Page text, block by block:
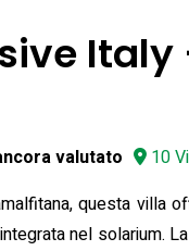
valutato
10
questa villa
nel solarium.